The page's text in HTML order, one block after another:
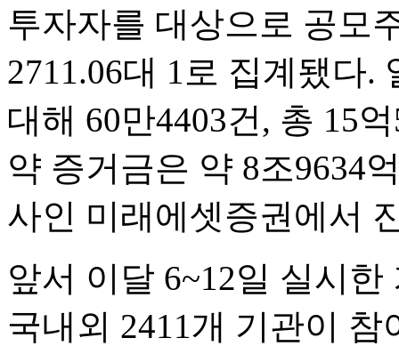
투자자를 대상으로 공모
2711.06대 1로 집계됐다.
대해 60만4403건, 총 15
약 증거금은 약 8조9634
사인 미래에셋증권에서
앞서 이달 6~12일 실시
국내외 2411개 기관이 참